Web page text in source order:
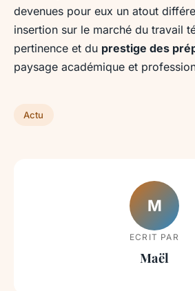
devenues pour eux un atout
insertion sur le marché du travail
pertinence et du prestige des
paysage académique et
Actu
M
ECRIT PAR
Maël